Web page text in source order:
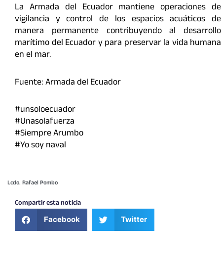
La Armada del Ecuador mantiene operaciones de
vigilancia y control de los espacios acuáticos de
manera permanente contribuyendo al desarrollo
marítimo del Ecuador y para preservar la vida humana
en el mar.
Fuente: Armada del Ecuador
#unsoloecuador
#Unasolafuerza
#Siempre Arumbo
#Yo soy naval
Lcdo. Rafael Pombo
Compartir esta noticia
Facebook Twitter